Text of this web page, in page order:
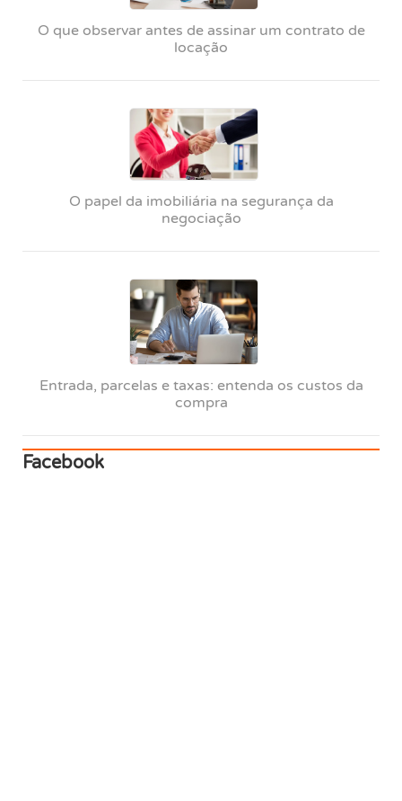
O que observar antes de assinar um contrato de
locação
O papel da imobiliária na segurança da
negociação
Entrada, parcelas e taxas: entenda os custos da
compra
Facebook